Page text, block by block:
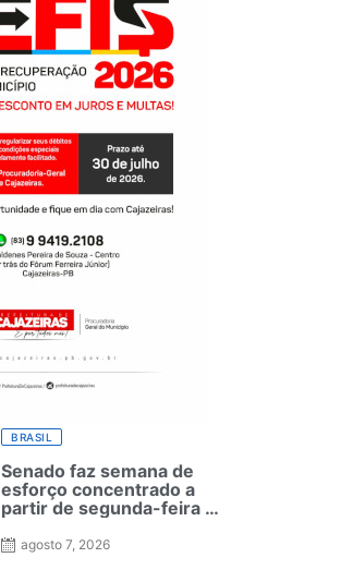
BRASIL
Senado faz semana de
esforço concentrado a
partir de segunda-feira —
agosto 7, 2026